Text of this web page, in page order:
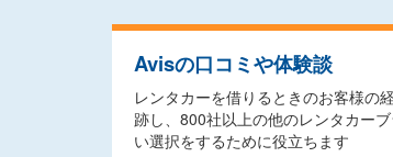
Avisの口コミや体験談
レンタカーを借りるときのお客様の
跡し、800社以上の他のレンタカー
い選択をするために役立ちます